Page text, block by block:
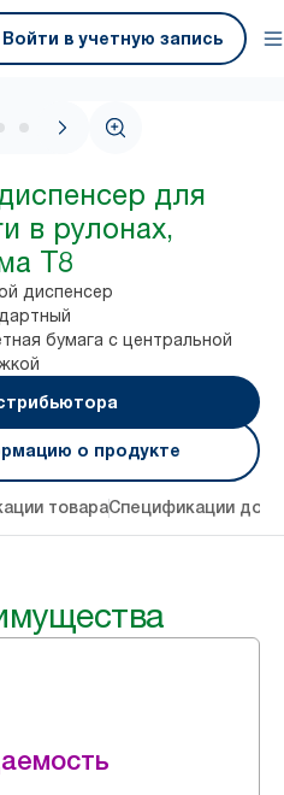
Войти в учетную запись
/ 4
для
в рулонах,
T8
диспенсер
бумага с центральной
о продукте
товараСпецификации